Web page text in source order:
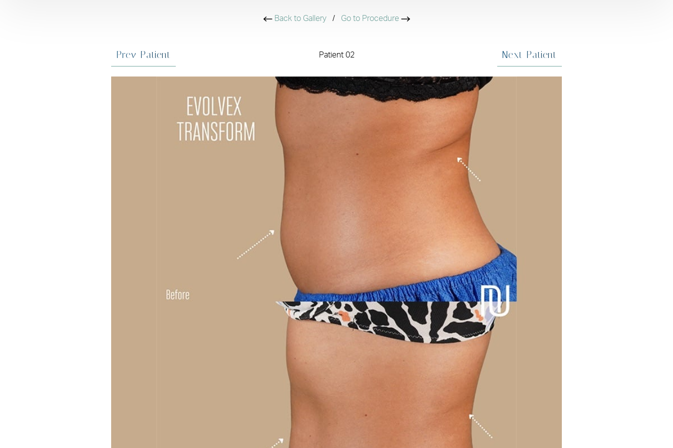
Back to Gallery/ Go to Procedure
Prev Patient Patient 02 Next Patient